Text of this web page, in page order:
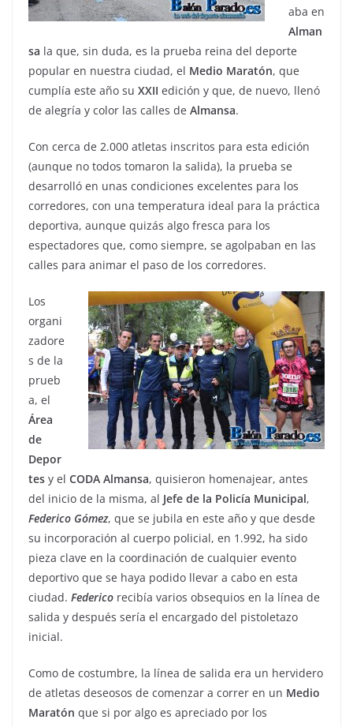
aba en
Alman
sa la que, sin duda, es la prueba reina del deporte
popular en nuestra ciudad, el Medio Maratón, que
cumplía este año su XXII edición y que, de nuevo, llenó
de alegría y color las calles de Almansa.
Con cerca de 2.000 atletas inscritos para esta edición
(aunque no todos tomaron la salida), la prueba se
desarrolló en unas condiciones excelentes para los
corredores, con una temperatura ideal para la práctica
deportiva, aunque quizás algo fresca para los
espectadores que, como siempre, se agolpaban en las
calles para animar el paso de los corredores.
Los
organi
zadore
s de la
prueb
a, el
Área
de
Depor
tes y el CODA Almansa, quisieron homenajear, antes
del inicio de la misma, al Jefe de la Policía Municipal,
Federico Gómez, que se jubila en este año y que desde
su incorporación al cuerpo policial, en 1.992, ha sido
pieza clave en la coordinación de cualquier evento
deportivo que se haya podido llevar a cabo en esta
ciudad. Federico recibía varios obsequios en la línea de
salida y después sería el encargado del pistoletazo
inicial.
Como de costumbre, la línea de salida era un hervidero
de atletas deseosos de comenzar a correr en un Medio
Maratón que si por algo es apreciado por los